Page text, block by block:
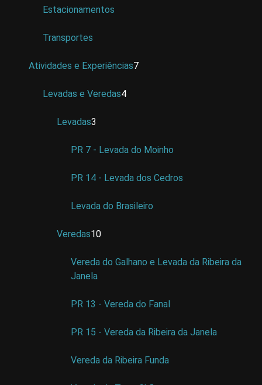
Estacionamentos
Transportes
Atividades e Experiências7
Levadas e Veredas4
Levadas3
PR 7 - Levada do Moinho
PR 14 - Levada dos Cedros
Levada do Brasileiro
Veredas10
Vereda do Galhano e Levada da Ribeira da
Janela
PR 13 - Vereda do Fanal
PR 15 - Vereda da Ribeira da Janela
Vereda da Ribeira Funda